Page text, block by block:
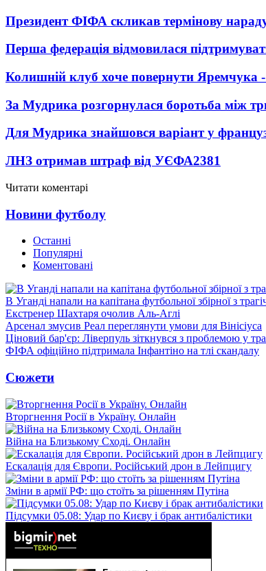
Президент ФІФА скликав термінову
Перша федерація відмовилася
Колишній клуб хоче повернути Яремчука
За Мудрика розгорнулася боротьба між
Для Мудрика знайшовся варіант у
ЛНЗ отримав штраф від УЄФА2381
Читати коментарі
Новини футболу
Останні
Популярні
Коментовані
В Уганді напали на капітана футбольної збірної з
Екстренер Шахтаря очолив Аль-Аглі
Арсенал змусив Реал переглянути умови для Вінісіуса
Ціновий бар'єр: Ліверпуль зіткнувся з проблемою у
ФІФА офіційно підтримала Інфантіно на тлі скандалу
Сюжети
Вторгнення Росії в Україну. Онлайн
Війна на Близькому Сході. Онлайн
Ескалація для Європи. Російський дрон в Лейпцигу
Зміни в армії РФ: що стоїть за рішенням Путіна
Підсумки 05.08: Удар по Києву і брак антибалістики